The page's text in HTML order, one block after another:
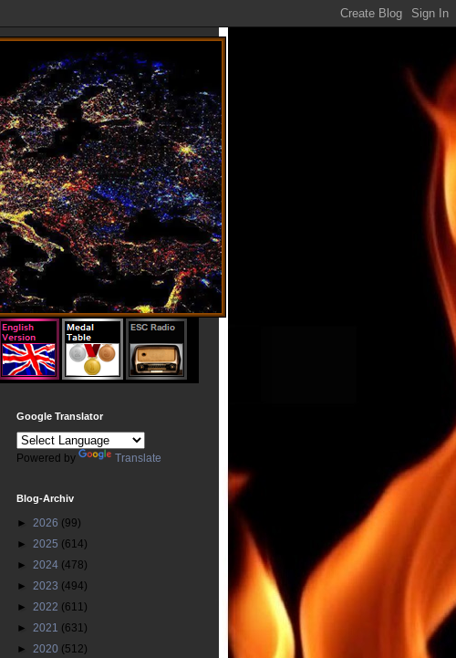
Google Translator
Powered by Translate
Blog-Archiv
► 2026 (99)
► 2025 (614)
► 2024 (478)
► 2023 (494)
► 2022 (611)
► 2021 (631)
► 2020 (512)